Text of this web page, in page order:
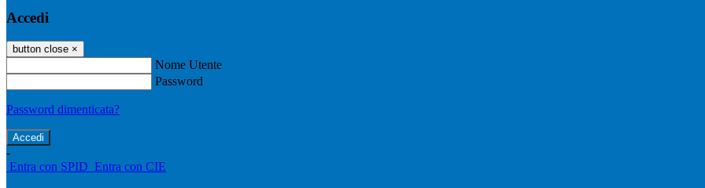
Accedi
button close ×
Nome Utente
Password
Password dimenticata?
-
Entra con SPID Entra con CIE